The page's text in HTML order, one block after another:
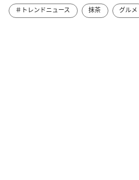
＃トレンドニュース 抹茶 グルメ